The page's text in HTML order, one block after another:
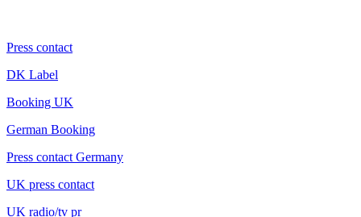
Press contact
DK Label
Booking UK
German Booking
Press contact Germany
UK press contact
UK radio/tv pr